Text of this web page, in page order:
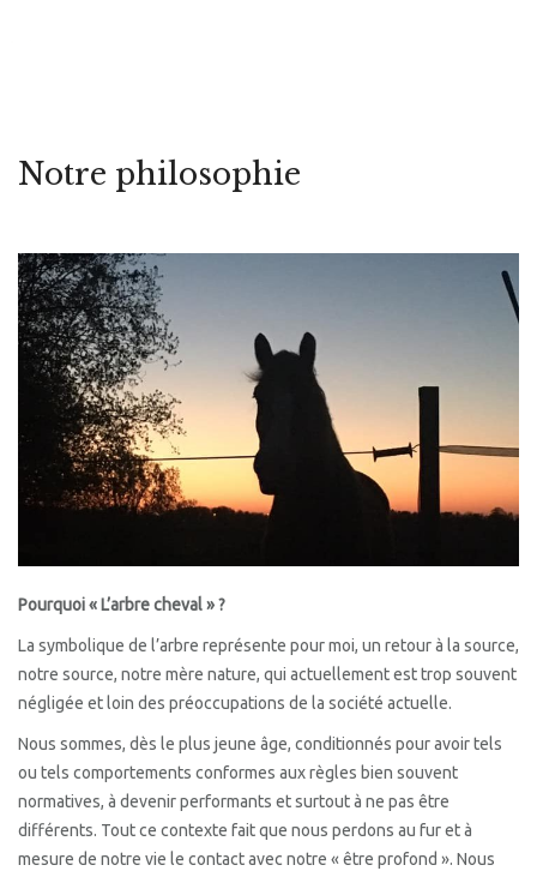
L’ARBRE CHEVAL
NOS INSTALLATIONS
NOTRE ÉQUIPE
NOS ANIMAUX
SERVICES
HIPPOTHÉRAPIE
L’ÉQUITATION AUTREMENT
STAGES
PERMANAISSANCE
LES RUCHERS DE L’ARBRE CHEVAL
PENSION
PHOTOS
Notre philosophie
Pourquoi « L’arbre cheval » ?
La symbolique de l’arbre représente pour moi, un retour à la source,
notre source, notre mère nature, qui actuellement est trop souvent
négligée et loin des préoccupations de la société actuelle.
Nous sommes, dès le plus jeune âge, conditionnés pour avoir tels
ou tels comportements conformes aux règles bien souvent
normatives, à devenir performants et surtout à ne pas être
différents. Tout ce contexte fait que nous perdons au fur et à
mesure de notre vie le contact avec notre « être profond ». Nous